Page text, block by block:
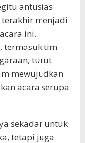
antusias
menjadi
ini.
termasuk tim
turut
mewujudkan
acara serupa
sekadar untuk
tetapi juga